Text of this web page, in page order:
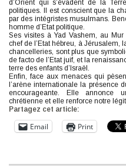
d’Orient qui s’évadent de la
politiques. Il est conscient que la
par des intégristes musulmans.
homme d’Etat politique.
Ses visites à Yad Vashem, au
chef de l’Etat hébreu, à Jérusalem,
chancelleries, sont plus que
de facto de l’Etat juif, et la
terre des enfants d’Israël.
Enfin, face aux menaces qui
l’arène internationale la présence
encourageante. Elle annonce
chrétienne et elle renforce notre
Partagez cet article:
Email Print